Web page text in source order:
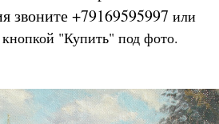
звоните +79169595997 или
кнопкой "Купить" под фото.